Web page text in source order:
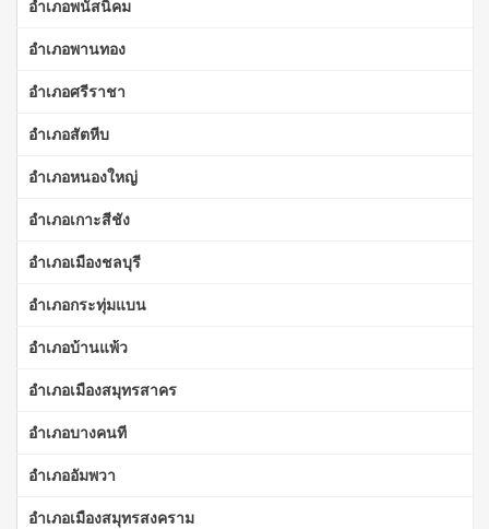
อำเภอพนัสนิคม
อำเภอพานทอง
อำเภอศรีราชา
อำเภอสัตหีบ
อำเภอหนองใหญ่
อำเภอเกาะสีชัง
อำเภอเมืองชลบุรี
อำเภอกระทุ่มแบน
อำเภอบ้านแพ้ว
อำเภอเมืองสมุทรสาคร
อำเภอบางคนที
อำเภออัมพวา
อำเภอเมืองสมุทรสงคราม